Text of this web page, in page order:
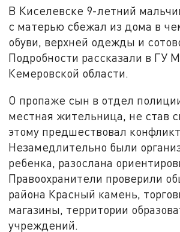
В Киселевске 9-летний
с матерью сбежал из дома в
обуви, верхней одежды и
Подробности рассказали в ГУ
Кемеровской области.
О пропаже сын в отдел
местная жительница, не став
этому предшествовал
Незамедлительно были
ребенка, разослана
Правоохранители проверили
района Красный камень,
магазины, территории
учреждений.